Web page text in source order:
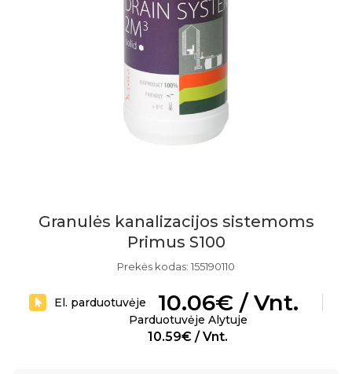
Granulės kanalizacijos sistemoms
Primus S100
Prekės kodas: 155190110
El. parduotuvėje 10.06€ / Vnt.
Parduotuvėje Alytuje
10.59€ / Vnt.